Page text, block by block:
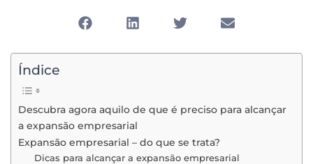
Índice
Descubra agora aquilo de que é preciso para alcançar
a expansão empresarial
Expansão empresarial – do que se trata?
Dicas para alcançar a expansão empresarial